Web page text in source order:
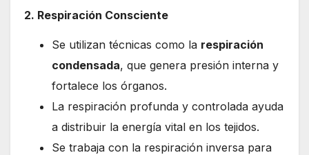
2. Respiración Consciente
Se utilizan técnicas como la respiración
condensada, que genera presión interna y
fortalece los órganos.
La respiración profunda y controlada ayuda
a distribuir la energía vital en los tejidos.
Se trabaja con la respiración inversa para